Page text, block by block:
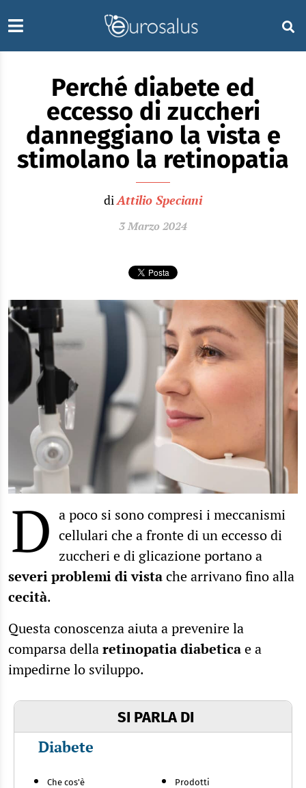
Perché diabete ed
eccesso di zuccheri
danneggiano la vista e
stimolano la retinopatia
diAttilio Speciani
3 Marzo 2024
D a poco si sono compresi i meccanismi
cellulari che a fronte di un eccesso di
zuccheri e di glicazione portano a
severi problemi di vistache arrivano fino alla
cecità.
Questa conoscenza aiuta a prevenire la
comparsa dellaretinopatia diabeticae a
impedirne lo sviluppo.
SI PARLA DI
Diabete
Che cos'è Prodotti